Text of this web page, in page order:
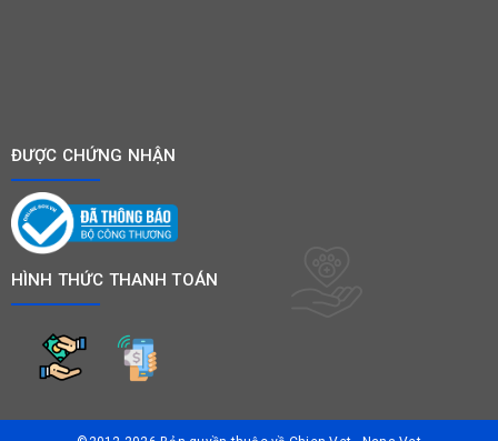
ĐƯỢC CHỨNG NHẬN
HÌNH THỨC THANH TOÁN